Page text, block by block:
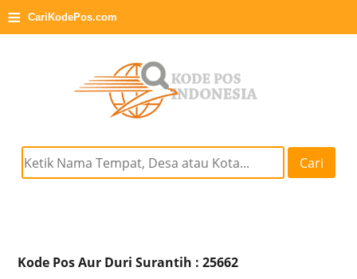
≡ CariKodePos.com
Cari
Kode Pos Aur Duri Surantih : 25662